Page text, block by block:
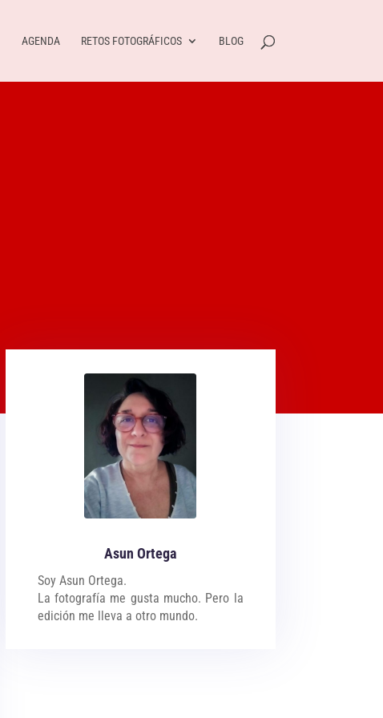
AGENDA RETOS FOTOGRÁFICOS BLOG
Asun Ortega
Soy Asun Ortega.
La fotografía me gusta mucho. Pero la
edición me lleva a otro mundo.